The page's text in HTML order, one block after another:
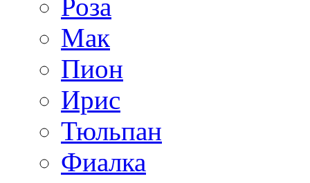
Роза
Мак
Пион
Ирис
Тюльпан
Фиалка